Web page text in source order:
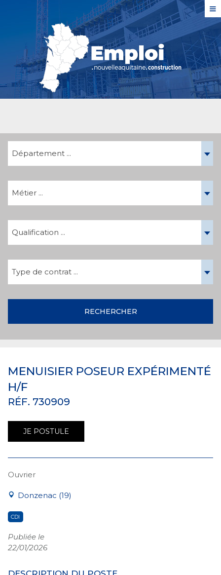
≡
Département ...
Métier ...
Qualification ...
Type de contrat ...
RECHERCHER
MENUISIER POSEUR EXPÉRIMENTÉ
H/F
RÉF. 730909
JE POSTULE
Ouvrier
Donzenac (19)
CDI
Publiée le
22/01/2026